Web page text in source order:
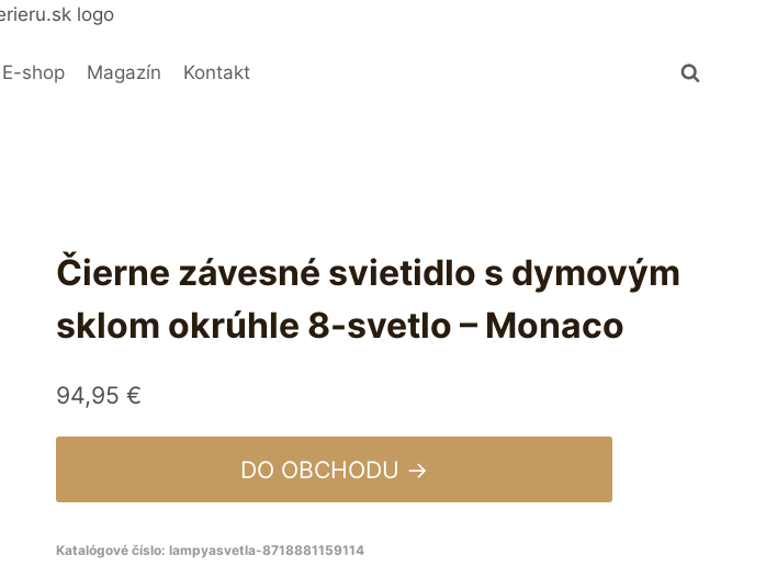
E-shop Magazín Kontakt
Čierne závesné svietidlo s dymovým
sklom okrúhle 8-svetlo – Monaco
94,95 €
DO OBCHODU →
Katalógové číslo: lampyasvetla-8718881159114